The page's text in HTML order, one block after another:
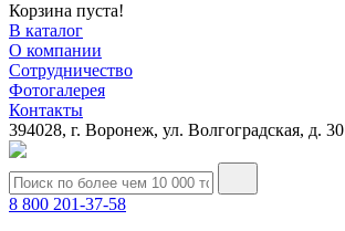
Корзина пуста!
В каталог
О компании
Сотрудничество
Фотогалерея
Контакты
394028, г. Воронеж, ул. Волгоградская, д. 30
8 800 201-37-58